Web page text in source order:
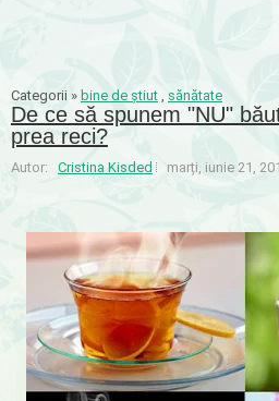
Categorii » bine de știut , sănătate
De ce să spunem "NU"
prea reci?
Autor: Cristina Kisded marți, iunie 21,